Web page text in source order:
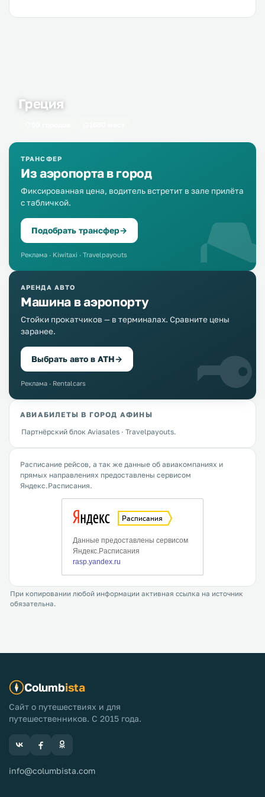
Греция
ТРАНСФЕР
Из аэропорта в город
Фиксированная цена, водитель встретит в зале прилёта
с табличкой.
Подобрать трансфер→
Реклама · Kiwitaxi · Travelpayouts
АРЕНДА АВТО
Машина в аэропорту
Стойки прокатчиков — в терминалах. Сравните цены
заранее.
Выбрать авто в ATH→
Реклама · Rentalcars
АВИАБИЛЕТЫ В ГОРОД АФИНЫ
Партнёрский блок Aviasales · Travelpayouts.
Расписание рейсов, а так же данные об авиакомпаниях и
прямых направлениях предоставлены сервисом
Яндекс.Расписания.
При копировании любой информации активная ссылка на источник
обязательна.
Columbista
Сайт о путешествиях и для
путешественников. С 2015 года.
info@columbista.com